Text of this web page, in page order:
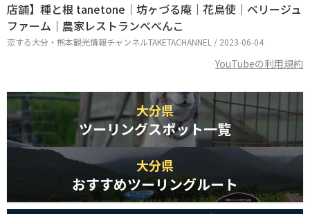
店舗】種と根 tanetone｜坊ヶづる庵｜花鳥使｜ベリージュ
ファーム｜農家レストランべべんこ
恋する大分・熊本観光情報チャンネルTAKETACHANNEL / 2023-06-04
YouTubeの利用規約
大分県
ツーリングスポット一覧
大分県
おすすめツーリングルート